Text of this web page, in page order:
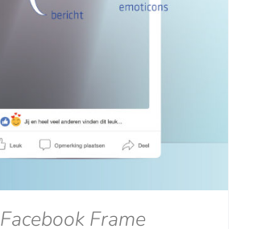
Facebook Frame